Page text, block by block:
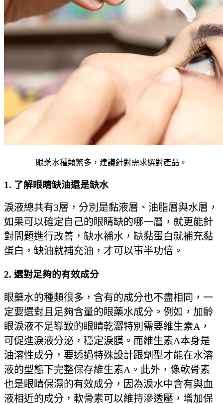
眼藥水種類繁多，建議針對需求選對產品。
1. 了解眼睛缺油還是缺水
淚液總共有3層，分別是黏液層、油脂層與水層，
如果可以確定自己的眼睛缺的哪一層，就更能針
對問題進行改善，缺水補水，缺黏蛋白就補充黏
蛋白，缺油就補充油，才可以事半功倍。
2. 選對足夠的有效成分
眼藥水的種類很多，含有的成分也不盡相同，一
定要選對且足夠含量的眼藥水成分。例如，加齡
眼淚液不足導致的眼睛乾澀特別需要維生素A，
可促進淚液分泌，穩定淚膜。而維生素A本身是
油溶性成分，要透過特殊設計跟劑型才能在水溶
液的型態下完整保存維生素A。此外，像軟骨素
也是眼睛保濕的有效成分，因為淚水中含有與血
液相近的成分，軟骨素可以維持滲透壓，增加保